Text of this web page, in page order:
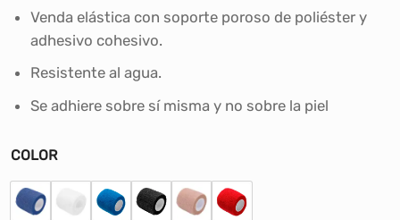
Venda elástica con soporte poroso de poliéster y
adhesivo cohesivo.
Resistente al agua.
Se adhiere sobre sí misma y no sobre la piel
COLOR